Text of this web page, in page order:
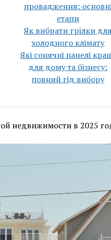
провадження:
етапи
Як вибрати грілки для
холодного клімату
Які сонячні панелі
для дому та бізнесу:
повний гід вибору
недвижимости в 2025